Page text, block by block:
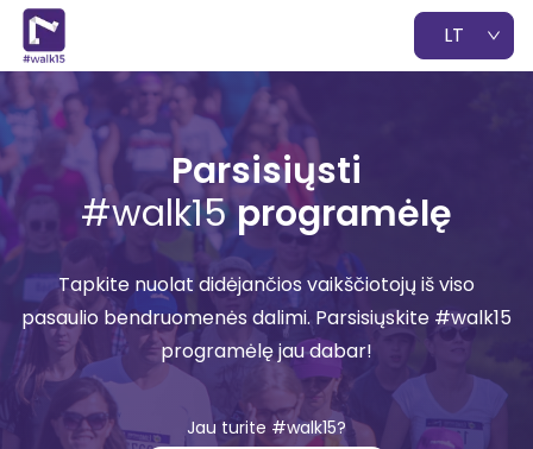
LT
Parsisiųsti
#walk15programėlę
Tapkite nuolat didėjančios vaikščiotojų iš viso
pasaulio bendruomenės dalimi. Parsisiųskite #walk15
programėlę jau dabar!
Jau turite #walk15?